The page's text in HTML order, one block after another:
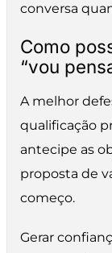
conversa
Como
“vou
A melhor
qualificação
antecipe as
proposta de
começo.
Gerar